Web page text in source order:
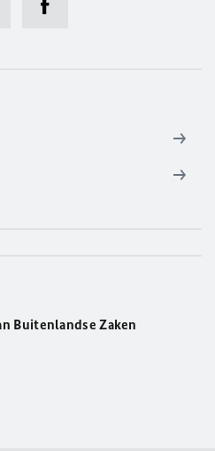
Buitenlandse Zaken